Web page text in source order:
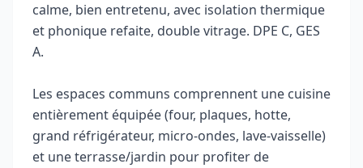
calme, bien entretenu, avec isolation thermique
et phonique refaite, double vitrage. DPE C, GES
A.
Les espaces communs comprennent une cuisine
entièrement équipée (four, plaques, hotte,
grand réfrigérateur, micro-ondes, lave-vaisselle)
et une terrasse/jardin pour profiter de